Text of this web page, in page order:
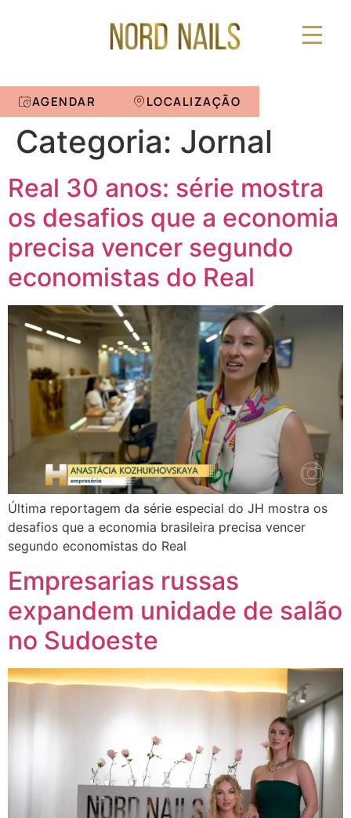
AGENDAR LOCALIZAÇÃO
Categoria: Jornal
Real 30 anos: série mostra
os desafios que a economia
precisa vencer segundo
economistas do Real
Última reportagem da série especial do JH mostra os
desafios que a economia brasileira precisa vencer
segundo economistas do Real
Empresarias russas
expandem unidade de salão
no Sudoeste